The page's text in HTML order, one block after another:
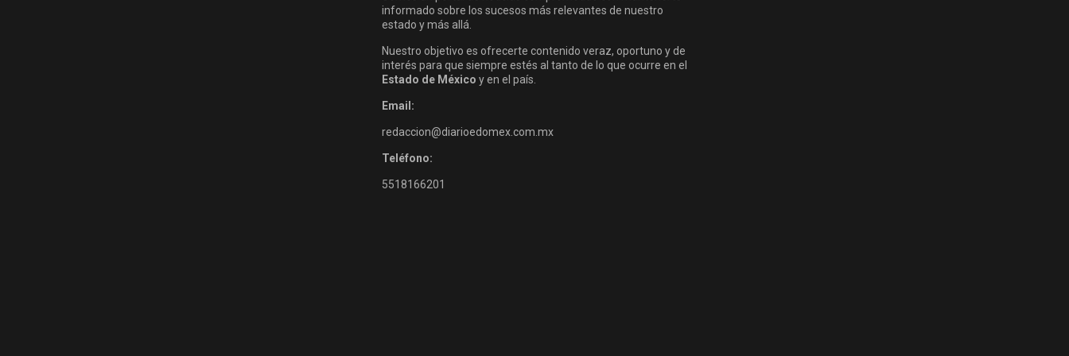
informado sobre los sucesos más relevantes de nuestro
estado y más allá.
Nuestro objetivo es ofrecerte contenido veraz, oportuno y de
interés para que siempre estés al tanto de lo que ocurre en el
Estado de México y en el país.
Email:
redaccion@diarioedomex.com.mx
Teléfono:
5518166201